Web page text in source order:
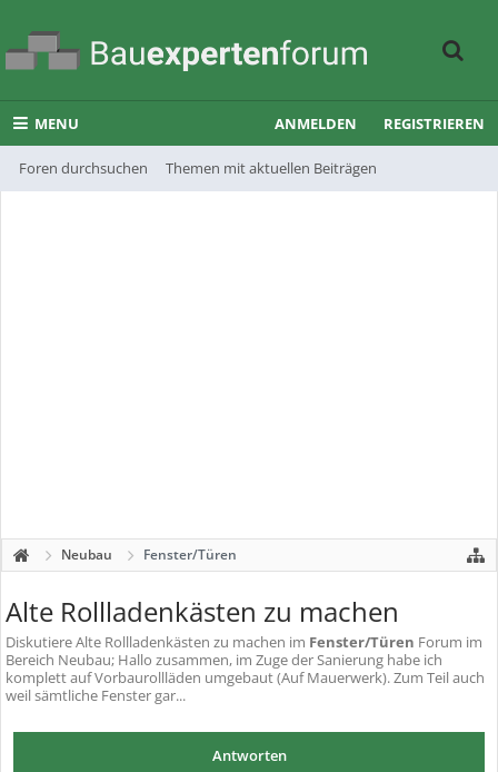
MENU
Foren durchsuchen Themen mit aktuellen Beiträgen
ANMELDEN REGISTRIEREN
Neubau Fenster/Türen
Alte Rollladenkästen zu machen
DiskutiereAlte Rollladenkästen zu machen im Fenster/Türen Forum im
Bereich Neubau; Hallo zusammen, im Zuge der Sanierung habe ich
komplett auf Vorbaurollläden umgebaut (Auf Mauerwerk). Zum Teil auch
weil sämtliche Fenster gar...
Antworten